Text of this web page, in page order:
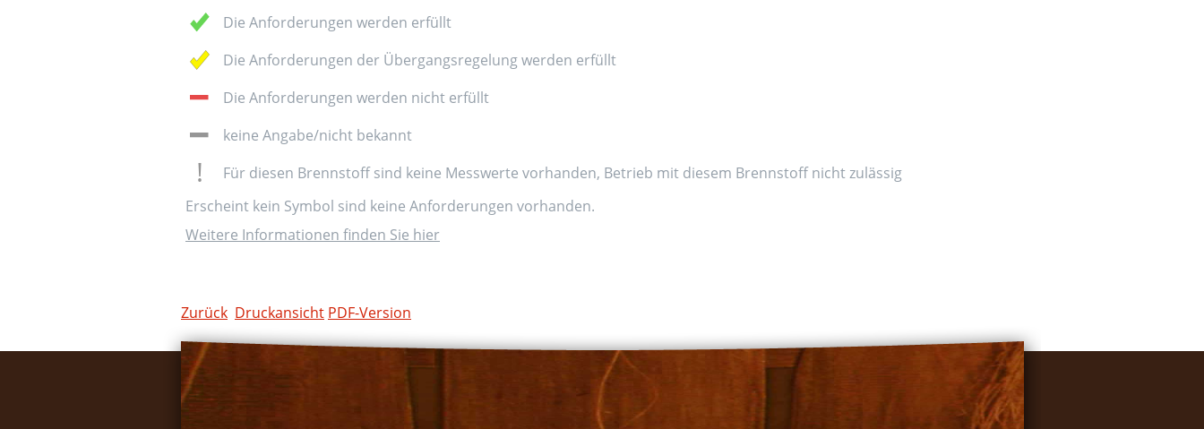
Die Anforderungen werden erfüllt
Die Anforderungen der Übergangsregelung werden erfüllt
Die Anforderungen werden nicht erfüllt
keine Angabe/nicht bekannt
Für diesen Brennstoff sind keine Messwerte vorhanden, Betrieb mit diesem Brennstoff nicht zulässig
Erscheint kein Symbol sind keine Anforderungen vorhanden.
Weitere Informationen finden Sie hier
Zurück Druckansicht PDF-Version